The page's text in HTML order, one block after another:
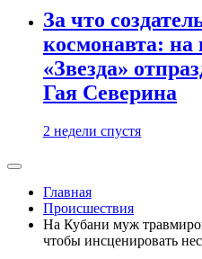
За что
космонавта: на
«Звезда»
Гая Северина
2 недели спустя
Главная
Происшествия
На Кубани муж
чтобы инсценировать